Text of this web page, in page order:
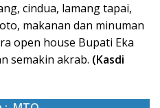
cindua, lamang tapai,
makanan dan minuman
open house Bupati Eka
semakin akrab. (Kasdi